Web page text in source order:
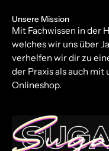
Unsere Mission
Mit Fachwissen in der
welches wir uns über
verhelfen wir dir zu
der Praxis als auch mit
Onlineshop.